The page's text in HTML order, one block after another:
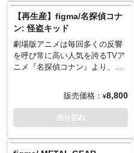
用意しました。付属品のサブマ
シンガン「UMP9」はストック
を折りたためる他、サプレッサ
ーの取り外し、マガジンの着脱
が可能。そのほか閃光手榴弾も
付属いたします。さまざまなシ
【再生産】figma/名探偵コナ
ン: 怪盗キッド
劇場版アニメは毎回多くの反響
を呼び常に高い人気を誇るTVア
ニメ『名探偵コナン』より、主
盗キッド」がみたびfigmaで登場
です。スムーズ且つキチッと決
まるfigmaオリジナル関節パーツ
販売価格： ¥8,800
売り切れ